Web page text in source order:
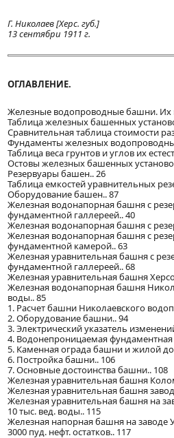
Г. Николаев [Херс. губ.]
13 сентябри 1911 г.
ОГЛАВЛЕНИЕ.
Железные водопроводные башни. Их
Таблица железных башенных
Сравнительная таблица стоимости
Фундаменты железных
Таблица веса грунтов и углов их
Остовы железных башенных
Резервуары башен.. 26
Таблица емкостей уравнительных
Оборудование башен.. 87
Железная водонапорная башня с
фундаментной галлереей.. 40
Железная водонапорная башня с
Железная водонапорная башня с
фундаментной камерой.. 63
Железная уравнительная башня с
фундаментной галлереей.. 68
Железная уравнительная башня
Железная водонапорная башня
воды.. 85
1. Расчет башни Николаевского
2. Оборудование башни.. 94
3. Электрический указатель
4. Водонепроницаемая фундаментная
5. Каменная ограда башни и жилой
6. Постройка башни.. 106
7. Основные достоинства башни.. 108
Железная уравнительная башня
Железная уравнительная башня
Железная уравнительная башня на
10 тыс. вед. воды.. 115
Железная напорная башня на заводе
3000 пуд. нефт. остатков.. 117